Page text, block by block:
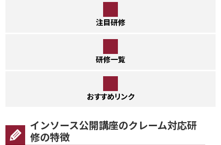
注目研修
研修一覧
おすすめリンク
インソース公開講座のクレーム対応研
修の特徴